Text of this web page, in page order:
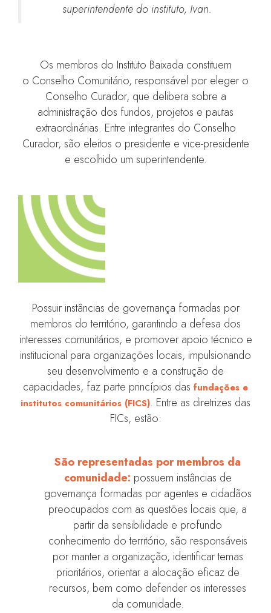
superintendente do instituto, Ivan.
Os membros do Instituto Baixada constituem
o Conselho Comunitário, responsável por eleger o
Conselho Curador, que delibera sobre a
administração dos fundos, projetos e pautas
extraordinárias. Entre integrantes do Conselho
Curador, são eleitos o presidente e vice-presidente
e escolhido um superintendente.
Possuir instâncias de governança formadas por
membros do território, garantindo a defesa dos
interesses comunitários, e promover apoio técnico e
institucional para organizações locais, impulsionando
seu desenvolvimento e a construção de
capacidades, faz parte princípios das fundações e
institutos comunitários (FICS). Entre as diretrizes das
FICs, estão:
São representadas por membros da
comunidade: possuem instâncias de
governança formadas por agentes e cidadãos
preocupados com as questões locais que, a
partir da sensibilidade e profundo
conhecimento do território, são responsáveis
por manter a organização, identificar temas
prioritários, orientar a alocação eficaz de
recursos, bem como defender os interesses
da comunidade.